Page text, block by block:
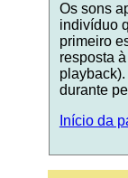
Os sons
indivíduo
primeiro
resposta
durante
Início da